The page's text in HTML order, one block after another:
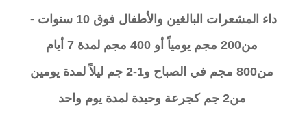
داء المشعرات البالغين والأطفال فوق 10 سنوات -
من200 مجم يومياً أو 400 مجم لمدة 7 أيام
من800 مجم في الصباح و1-2 جم ليلاً لمدة يومين
من2 جم كجرعة وحيدة لمدة يوم واحد